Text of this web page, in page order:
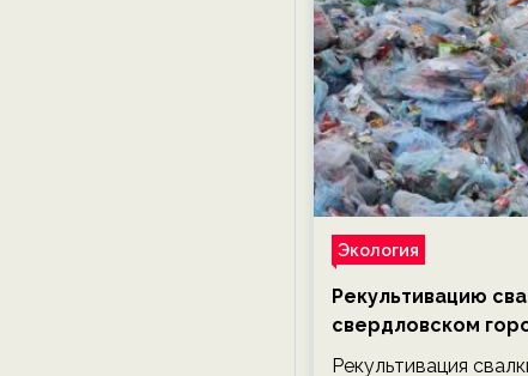
Экология
Рекультивацию
свердловском
год раньше
Рекультивация